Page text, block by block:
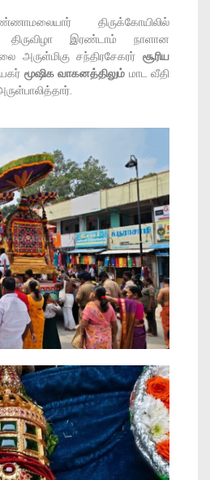
திருக்கோயிலில்
திருவிழா இரண்டாம் நாளான
அருள்மிகு சந்திரசேகரர்சூரிய
மூஷிக வாகனத்திலும் மாட வீதி